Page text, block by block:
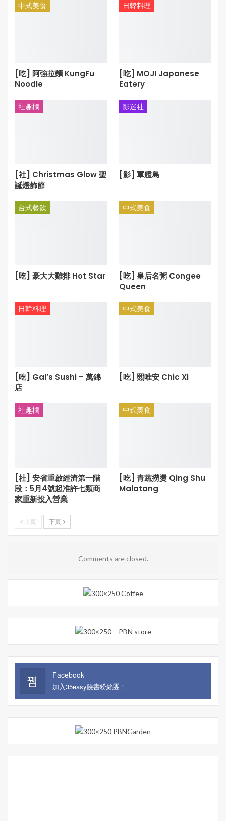
中式美食
[吃] 阿強拉麵 KungFu
Noodle
日韓料理
[吃] MOJI Japanese
Eatery
社趣欄
[社] Christmas Glow 聖
誕燈飾節
影迷社
[影] 軍艦島
台式餐飲
[吃] 豪大大雞排 Hot Star
中式美食
[吃] 皇后名粥 Congee
Queen
日韓料理
[吃] Gal’s Sushi – 萬錦
店
中式美食
[吃] 熙唯安 Chic Xi
社趣欄
[社] 安省重啟經濟第一階
段：5月4號起准許七類商
家重新投入營業
中式美食
[吃] 青蔬撈燙 Qing Shu
Malatang
上頁 下頁
Comments are closed.
Facebook
加入35easy臉書粉絲團！